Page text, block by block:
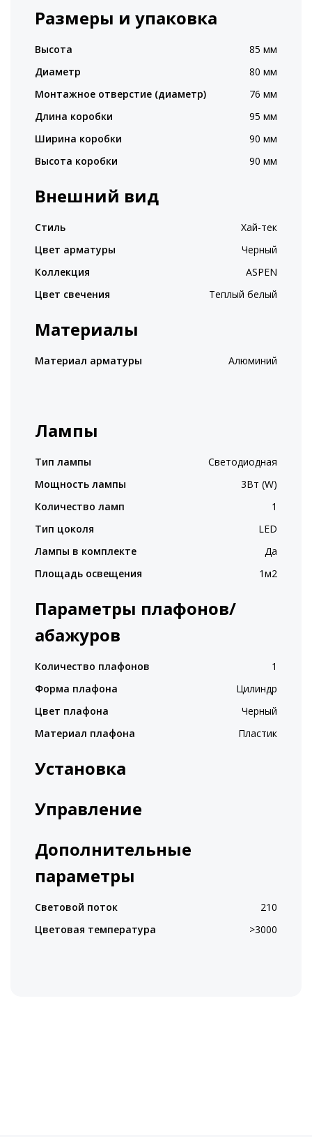
Размеры и упаковка
Высота
85 мм
Диаметр
80 мм
Монтажное отверстие (диаметр)
76 мм
Длина коробки
95 мм
Ширина коробки
90 мм
Высота коробки
90 мм
Внешний вид
Стиль
Хай-тек
Цвет арматуры
Черный
Коллекция
ASPEN
Цвет свечения
Теплый белый
Материалы
Материал арматуры Алюминий
Лампы
Тип лампы
Светодиодная
Мощность лампы
3Вт (W)
Количество ламп
1
Тип цоколя
LED
Лампы в комплекте
Да
Площадь освещения
1м2
Параметры плафонов/
абажуров
Количество плафонов
1
Форма плафона
Цилиндр
Цвет плафона
Черный
Материал плафона
Пластик
Установка
Управление
Дополнительные
параметры
Световой поток
210
Цветовая температура
>3000